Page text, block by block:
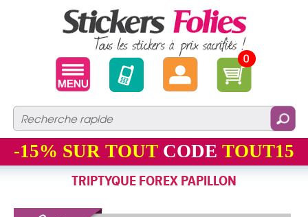
0
-15% SUR TOUT CODE TOUT15
TRIPTYQUE FOREX PAPILLON